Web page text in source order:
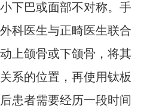
下巴或面部不对称。手
科医生与正畸医生联合
上颌骨或下颌骨，将其
系的位置，再使用钛板
患者需要经历一段时间